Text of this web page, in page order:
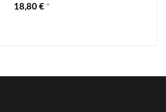
18,80 € *